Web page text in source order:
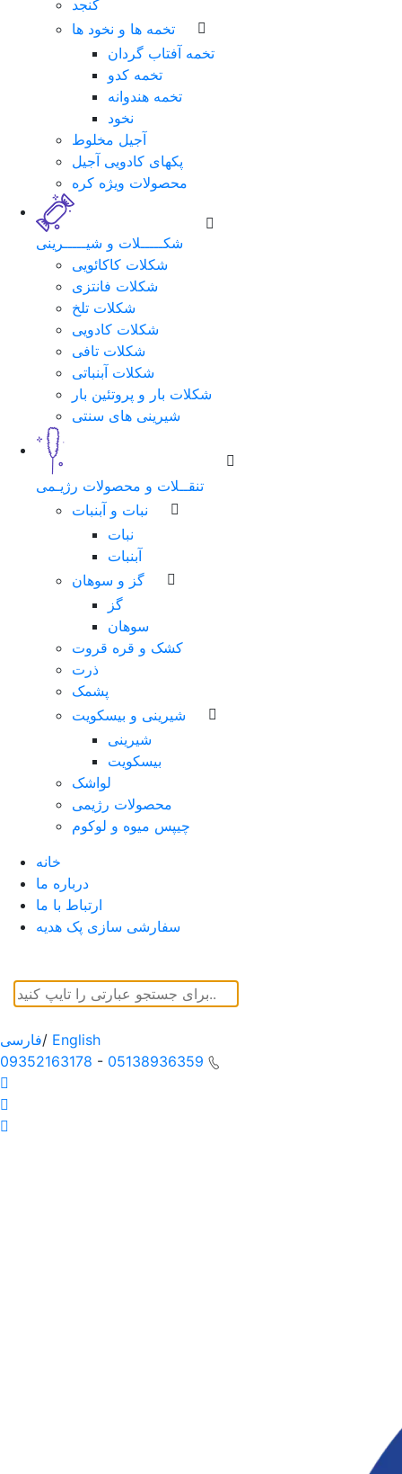
کنجد
تخمه ها و نخود ها
تخمه آفتاب گردان
تخمه کدو
تخمه هندوانه
نخود
آجیل مخلوط
پکهای کادویی آجیل
محصولات ویژه کره
شکـــــلات و شیـــــرینی
شکلات کاکائویی
شکلات فانتزی
شکلات تلخ
شکلات کادویی
شکلات تافی
شکلات آبنباتی
شکلات بار و پروتئین بار
شیرینی های سنتی
تنقــلات و محصولات رژیـمی
نبات و آبنبات
نبات
آبنبات
گز و سوهان
گز
سوهان
کشک و قره قروت
ذرت
پشمک
شیرینی و بیسکویت
شیرینی
بیسکویت
لواشک
محصولات رژیمی
چیپس میوه و لوکوم
خانه
درباره ما
ارتباط با ما
سفارشی سازی پک هدیه
فارسی/ English
09352163178 - 05138936359